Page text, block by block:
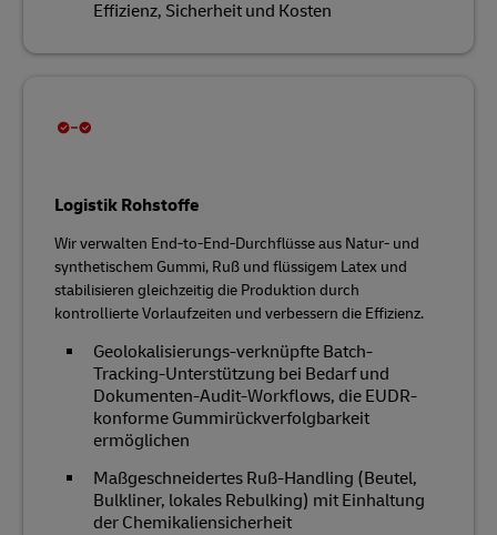
Effizienz, Sicherheit und Kosten
Logistik Rohstoffe
Wir verwalten End-to-End-Durchflüsse aus Natur- und
synthetischem Gummi, Ruß und flüssigem Latex und
stabilisieren gleichzeitig die Produktion durch
kontrollierte Vorlaufzeiten und verbessern die Effizienz.
Geolokalisierungs-verknüpfte Batch-
Tracking-Unterstützung bei Bedarf und
Dokumenten-Audit-Workflows, die EUDR-
konforme Gummirückverfolgbarkeit
ermöglichen
Maßgeschneidertes Ruß-Handling (Beutel,
Bulkliner, lokales Rebulking) mit Einhaltung
der Chemikaliensicherheit